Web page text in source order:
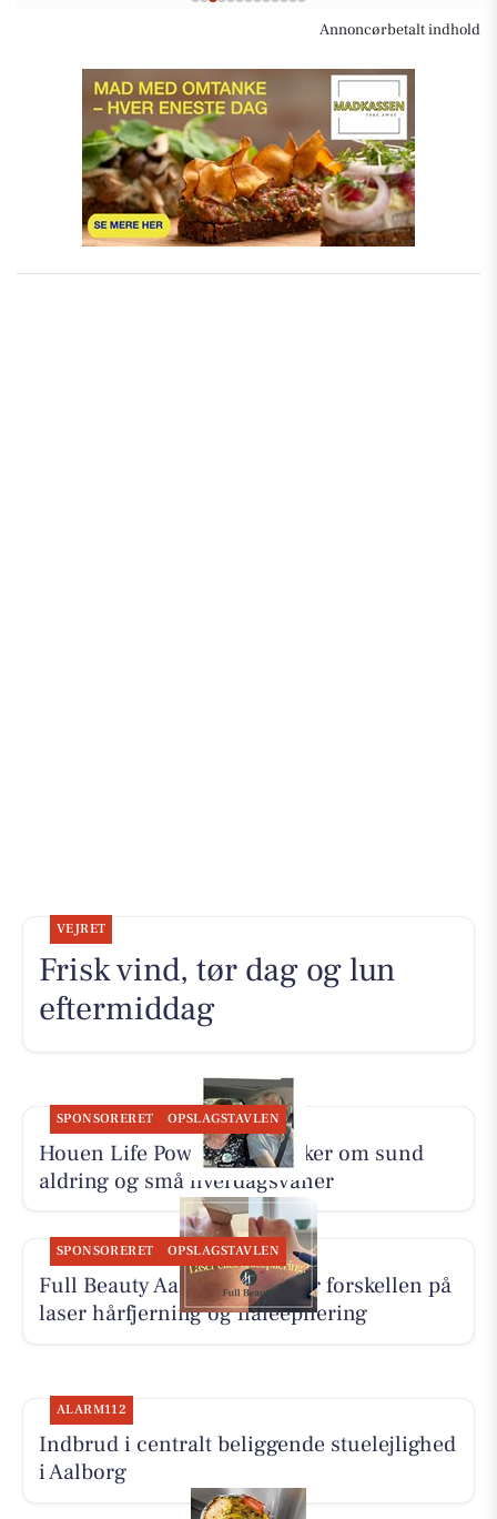
Annoncørbetalt indhold
VEJRET
Frisk vind, tør dag og lun
eftermiddag
SPONSORERET OPSLAGSTAVLEN
Houen Life Power deler tanker om sund
aldring og små hverdagsvaner
SPONSORERET OPSLAGSTAVLEN
Full Beauty Aalborg forklarer forskellen på
laser hårfjerning og nåleepilering
ALARM112
Indbrud i centralt beliggende stuelejlighed
i Aalborg